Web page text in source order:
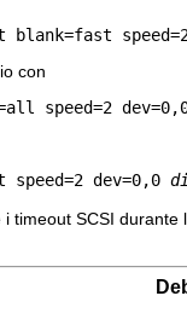
blank=fast
con
speed=2
speed=2 dev=0,0
timeout SCSI